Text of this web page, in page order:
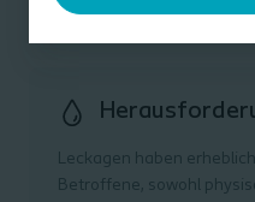
Leckagen haben
Betroffene, sowohl